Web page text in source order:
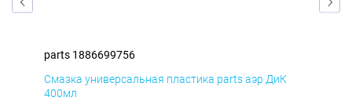
parts 1886699756
Смазка универсальная пластика parts аэр ДиК
400мл